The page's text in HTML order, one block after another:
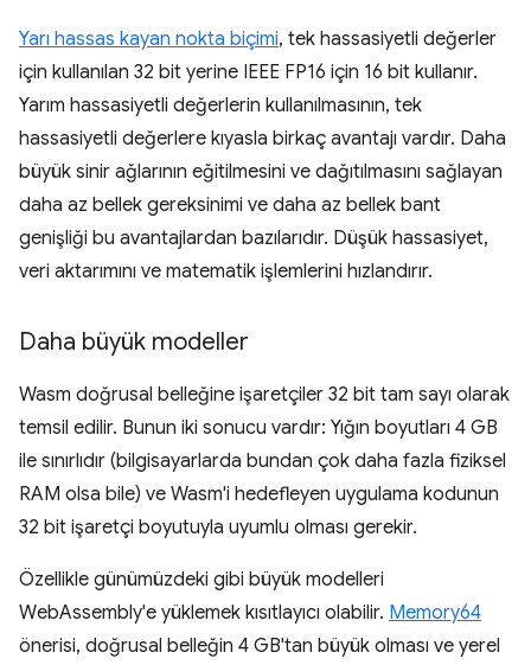
Yarı hassas kayan nokta biçimi, tek hassasiyetli değerler
için kullanılan 32 bit yerine IEEE FP16 için 16 bit kullanır.
Yarım hassasiyetli değerlerin kullanılmasının, tek
hassasiyetli değerlere kıyasla birkaç avantajı vardır. Daha
büyük sinir ağlarının eğitilmesini ve dağıtılmasını sağlayan
daha az bellek gereksinimi ve daha az bellek bant
genişliği bu avantajlardan bazılarıdır. Düşük hassasiyet,
veri aktarımını ve matematik işlemlerini hızlandırır.
Daha büyük modeller
Wasm doğrusal belleğine işaretçiler 32 bit tam sayı olarak
temsil edilir. Bunun iki sonucu vardır: Yığın boyutları 4 GB
ile sınırlıdır (bilgisayarlarda bundan çok daha fazla fiziksel
RAM olsa bile) ve Wasm'i hedefleyen uygulama kodunun
32 bit işaretçi boyutuyla uyumlu olması gerekir.
Özellikle günümüzdeki gibi büyük modelleri
WebAssembly'e yüklemek kısıtlayıcı olabilir. Memory64
önerisi, doğrusal belleğin 4 GB'tan büyük olması ve yerel